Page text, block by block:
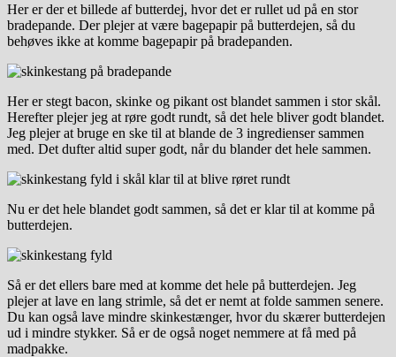
Her er der et billede af butterdej, hvor det er rullet ud på en stor
bradepande. Der plejer at være bagepapir på butterdejen, så du
behøves ikke at komme bagepapir på bradepanden.
Her er stegt bacon, skinke og pikant ost blandet sammen i stor skål.
Herefter plejer jeg at røre godt rundt, så det hele bliver godt blandet.
Jeg plejer at bruge en ske til at blande de 3 ingredienser sammen
med. Det dufter altid super godt, når du blander det hele sammen.
Nu er det hele blandet godt sammen, så det er klar til at komme på
butterdejen.
Så er det ellers bare med at komme det hele på butterdejen. Jeg
plejer at lave en lang strimle, så det er nemt at folde sammen senere.
Du kan også lave mindre skinkestænger, hvor du skærer butterdejen
ud i mindre stykker. Så er de også noget nemmere at få med på
madpakke.